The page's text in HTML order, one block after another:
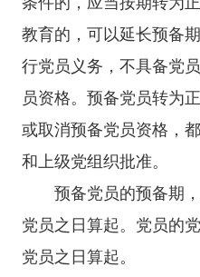
教育的，可以延长预备
行党员义务，不具备党
员资格。预备党员转为
或取消预备党员资格，
和上级党组织批准。
预备党员的预备期
党员之日算起。党员的
党员之日算起。